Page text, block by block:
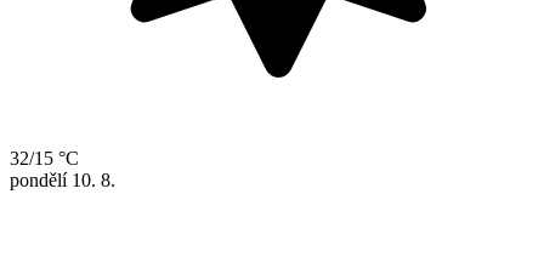
32/15 °C
pondělí 10. 8.